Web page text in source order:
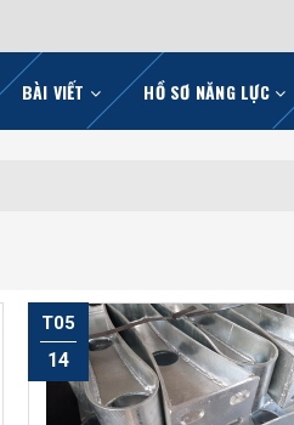
BÀI VIẾT HỒ SƠ NĂNG LỰC
T05
14